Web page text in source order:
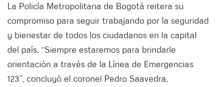
La Policía Metropolitana de Bogotá reitera su
compromiso para seguir trabajando por la seguridad
y bienestar de todos los ciudadanos en la capital
del país. “Siempre estaremos para brindarle
orientación a través de la Línea de Emergencias
123”, concluyó el coronel Pedro Saavedra,